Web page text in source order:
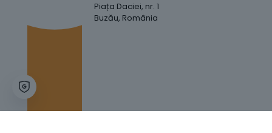
Piața Daciei, nr. 1
Buzău, România